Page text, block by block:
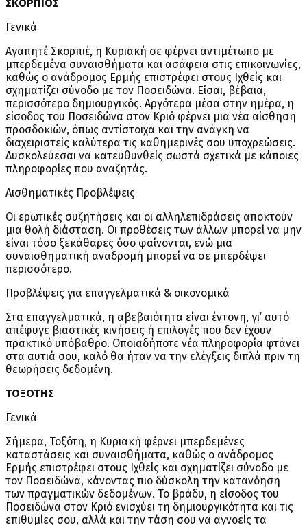
ΣΚΟΡΠΙΟΣ
Γενικά
Αγαπητέ Σκορπιέ, η Κυριακή σε φέρνει αντιμέτωπο με
μπερδεμένα συναισθήματα και ασάφεια στις επικοινωνίες,
καθώς ο ανάδρομος Ερμής επιστρέφει στους Ιχθείς και
σχηματίζει σύνοδο με τον Ποσειδώνα. Είσαι, βέβαια,
περισσότερο δημιουργικός. Αργότερα μέσα στην ημέρα, η
είσοδος του Ποσειδώνα στον Κριό φέρνει μια νέα αίσθηση
προσδοκιών, όπως αντίστοιχα και την ανάγκη να
διαχειριστείς καλύτερα τις καθημερινές σου υποχρεώσεις.
Δυσκολεύεσαι να κατευθυνθείς σωστά σχετικά με κάποιες
πληροφορίες που αναζητάς.
Αισθηματικές Προβλέψεις
Οι ερωτικές συζητήσεις και οι αλληλεπιδράσεις αποκτούν
μια θολή διάσταση. Οι προθέσεις των άλλων μπορεί να μην
είναι τόσο ξεκάθαρες όσο φαίνονται, ενώ μια
συναισθηματική αναδρομή μπορεί να σε μπερδέψει
περισσότερο.
Προβλέψεις για επαγγελματικά & οικονομικά
Στα επαγγελματικά, η αβεβαιότητα είναι έντονη, γι’ αυτό
απέφυγε βιαστικές κινήσεις ή επιλογές που δεν έχουν
πρακτικό υπόβαθρο. Οποιαδήποτε νέα πληροφορία φτάνει
στα αυτιά σου, καλό θα ήταν να την ελέγξεις διπλά πριν τη
θεωρήσεις δεδομένη.
ΤΟΞΟΤΗΣ
Γενικά
Σήμερα, Τοξότη, η Κυριακή φέρνει μπερδεμένες
καταστάσεις και συναισθήματα, καθώς ο ανάδρομος
Ερμής επιστρέφει στους Ιχθείς και σχηματίζει σύνοδο με
τον Ποσειδώνα, κάνοντας πιο δύσκολη την κατανόηση
των πραγματικών δεδομένων. Το βράδυ, η είσοδος του
Ποσειδώνα στον Κριό ενισχύει τη δημιουργικότητα και τις
επιθυμίες σου, αλλά και την τάση σου να αγνοείς τα